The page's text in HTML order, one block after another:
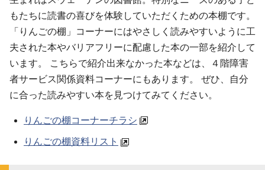
もたちに読書の喜びを体験していただくための本棚です。
「りんごの棚」コーナーにはやさしく読みやすいように工
夫された本やバリアフリーに配慮した本の一部を紹介して
います。 こちらで紹介出来なかった本などは、４階障害
者サービス関係資料コーナーにもあります。 ぜひ、自分
に合った読みやすい本を見つけてみてください。
りんごの棚コーナーチラシ
りんごの棚資料リスト